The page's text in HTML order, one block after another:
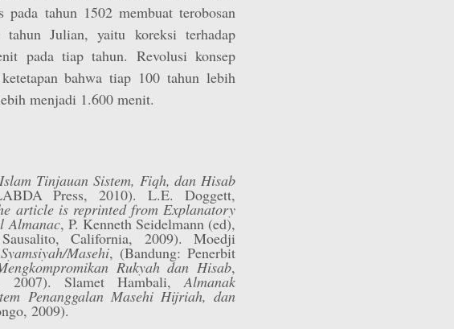
tahun 1502 membuat terobosan
tahun Julian, yaitu koreksi terhadap
pada tiap tahun. Revolusi konsep
bahwa tiap 100 tahun lebih
menjadi 1.600 menit.
Tinjauan Sistem, Fiqh, dan Hisab
Press, 2010). L.E. Doggett,
article is reprinted from Explanatory
Almanac, P. Kenneth Seidelmann (ed),
California, 2009). Moedji
Masehi, (Bandung: Penerbit
Rukyah dan Hisab,
2007). Slamet Hambali, Almanak
Penanggalan Masehi Hijriah, dan
2009).